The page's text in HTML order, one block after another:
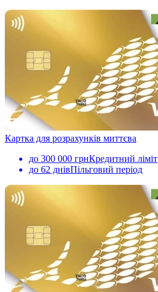
Картка для розрахунків миттєва
до 300 000 грнКредитний ліміт
до 62 днівПільговий період